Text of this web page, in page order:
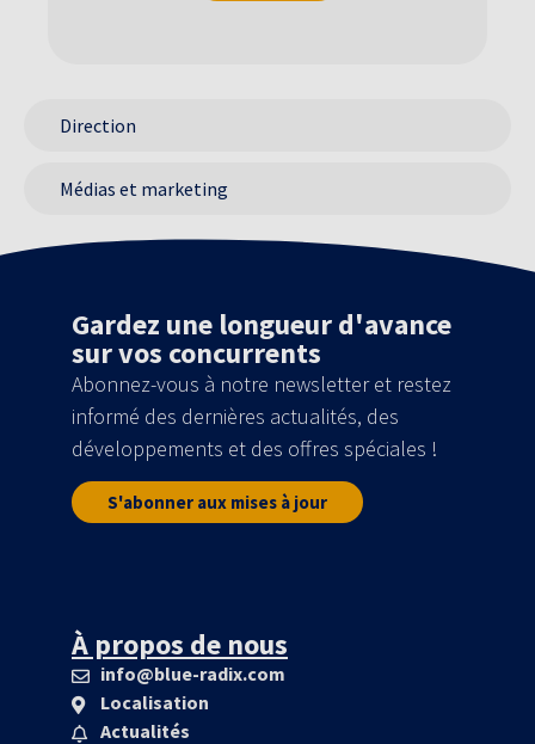
Direction
Médias et marketing
Gardez une longueur d'avance
sur vos concurrents
Abonnez-vous à notre newsletter et restez
informé des dernières actualités, des
développements et des offres spéciales !
S'abonner aux mises à jour
À propos de nous
info@blue-radix.com
Localisation
Actualités